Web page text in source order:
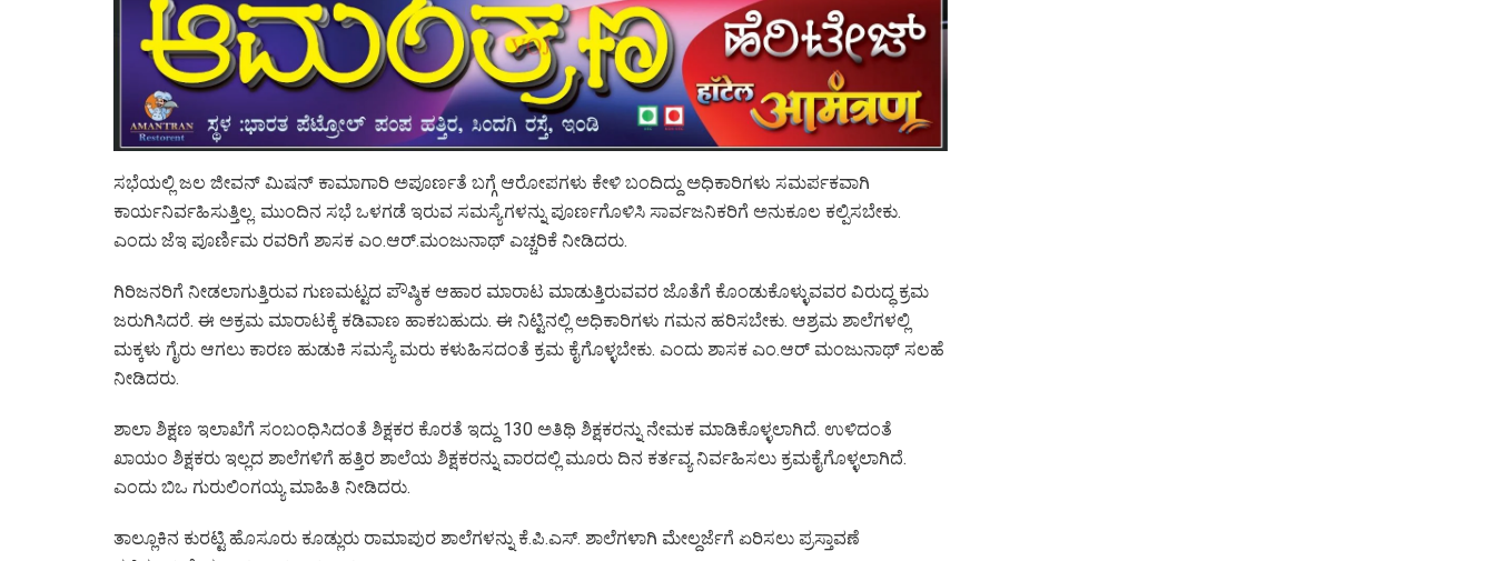
ಸಭೆಯಲ್ಲಿ ಜಲ ಜೀವನ್ ಮಿಷನ್ ಕಾಮಾಗಾರಿ ಅಪೂರ್ಣತೆ ಬಗ್ಗೆ ಆರೋಪಗಳು ಕೇಳಿ ಬಂದಿದ್ದು ಅಧಿಕಾರಿಗಳು ಸಮರ್ಪಕವಾಗಿ
ಕಾರ್ಯನಿರ್ವಹಿಸುತ್ತಿಲ್ಲ. ಮುಂದಿನ ಸಭೆ ಒಳಗಡೆ ಇರುವ ಸಮಸ್ಯೆಗಳನ್ನು ಪೂರ್ಣಗೊಳಿಸಿ ಸಾರ್ವಜನಿಕರಿಗೆ ಅನುಕೂಲ ಕಲ್ಪಿಸಬೇಕು.
ಎಂದು ಜೆಇ ಪೂರ್ಣಿಮ ರವರಿಗೆ ಶಾಸಕ ಎಂ.ಆರ್.ಮಂಜುನಾಥ್ ಎಚ್ಚರಿಕೆ ನೀಡಿದರು.
ಗಿರಿಜನರಿಗೆ ನೀಡಲಾಗುತ್ತಿರುವ ಗುಣಮಟ್ಟದ ಪೌಷ್ಠಿಕ ಆಹಾರ ಮಾರಾಟ ಮಾಡುತ್ತಿರುವವರ ಜೊತೆಗೆ ಕೊಂಡುಕೊಳ್ಳುವವರ ವಿರುದ್ಧ ಕ್ರಮ
ಜರುಗಿಸಿದರೆ. ಈ ಅಕ್ರಮ ಮಾರಾಟಕ್ಕೆ ಕಡಿವಾಣ ಹಾಕಬಹುದು. ಈ ನಿಟ್ಟಿನಲ್ಲಿ ಅಧಿಕಾರಿಗಳು ಗಮನ ಹರಿಸಬೇಕು. ಆಶ್ರಮ ಶಾಲೆಗಳಲ್ಲಿ
ಮಕ್ಕಳು ಗೈರು ಆಗಲು ಕಾರಣ ಹುಡುಕಿ ಸಮಸ್ಯೆ ಮರು ಕಳುಹಿಸದಂತೆ ಕ್ರಮ ಕೈಗೊಳ್ಳಬೇಕು. ಎಂದು ಶಾಸಕ ಎಂ.ಆರ್ ಮಂಜುನಾಥ್ ಸಲಹೆ
ನೀಡಿದರು.
ಶಾಲಾ ಶಿಕ್ಷಣ ಇಲಾಖೆಗೆ ಸಂಬಂಧಿಸಿದಂತೆ ಶಿಕ್ಷಕರ ಕೊರತೆ ಇದ್ದು 130 ಅತಿಥಿ ಶಿಕ್ಷಕರನ್ನು ನೇಮಕ ಮಾಡಿಕೊಳ್ಳಲಾಗಿದೆ. ಉಳಿದಂತೆ
ಖಾಯಂ ಶಿಕ್ಷಕರು ಇಲ್ಲದ ಶಾಲೆಗಳಿಗೆ ಹತ್ತಿರ ಶಾಲೆಯ ಶಿಕ್ಷಕರನ್ನು ವಾರದಲ್ಲಿ ಮೂರು ದಿನ ಕರ್ತವ್ಯ ನಿರ್ವಹಿಸಲು ಕ್ರಮಕೈಗೊಳ್ಳಲಾಗಿದೆ.
ಎಂದು ಬಿಒ ಗುರುಲಿಂಗಯ್ಯ ಮಾಹಿತಿ ನೀಡಿದರು.
ತಾಲ್ಲೂಕಿನ ಕುರಟ್ಟಿ ಹೊಸೂರು ಕೂಡ್ಲುರು ರಾಮಾಪುರ ಶಾಲೆಗಳನ್ನು ಕೆ.ಪಿ.ಎಸ್. ಶಾಲೆಗಳಾಗಿ ಮೇಲ್ದರ್ಜೆಗೆ ಏರಿಸಲು ಪ್ರಸ್ತಾವಣೆ